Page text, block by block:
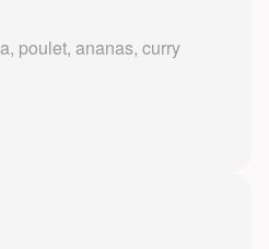
poulet, ananas, curry